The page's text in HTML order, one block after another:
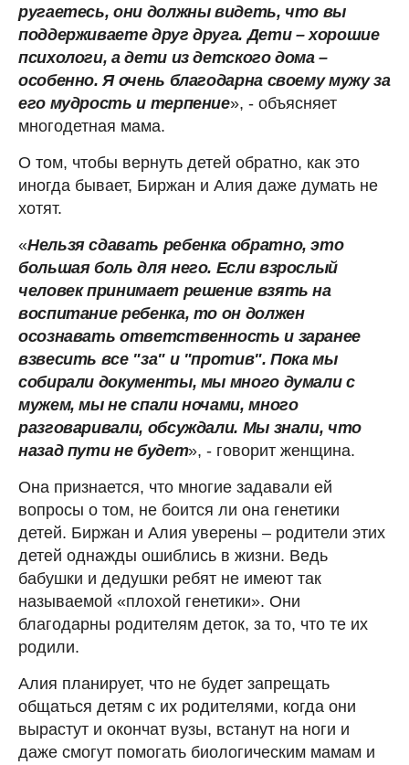
ругаетесь, они должны видеть, что вы
поддерживаете друг друга. Дети – хорошие
психологи, а дети из детского дома –
особенно. Я очень благодарна своему мужу за
его мудрость и терпение», - объясняет
многодетная мама.
О том, чтобы вернуть детей обратно, как это
иногда бывает, Биржан и Алия даже думать не
хотят.
«Нельзя сдавать ребенка обратно, это
большая боль для него. Если взрослый
человек принимает решение взять на
воспитание ребенка, то он должен
осознавать ответственность и заранее
взвесить все "за" и "против". Пока мы
собирали документы, мы много думали с
мужем, мы не спали ночами, много
разговаривали, обсуждали. Мы знали, что
назад пути не будет», - говорит женщина.
Она признается, что многие задавали ей
вопросы о том, не боится ли она генетики
детей. Биржан и Алия уверены – родители этих
детей однажды ошиблись в жизни. Ведь
бабушки и дедушки ребят не имеют так
называемой «плохой генетики». Они
благодарны родителям деток, за то, что те их
родили.
Алия планирует, что не будет запрещать
общаться детям с их родителями, когда они
вырастут и окончат вузы, встанут на ноги и
даже смогут помогать биологическим мамам и